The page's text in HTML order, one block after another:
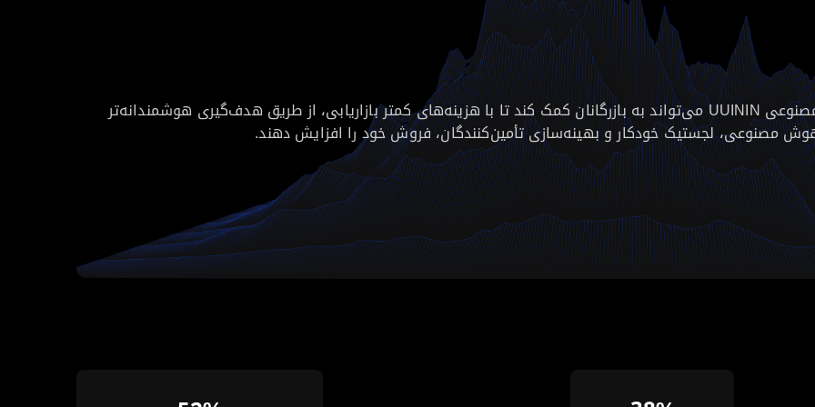
کشف کنید چگونه ابزار تجارت الکترونیک هوش مصنوعی UUININ می‌تواند به بازرگانان کمک کند تا با هزینه‌های کمتر بازاریابی، از طریق هدف‌گیری هوشمندانه‌تر
مصنوعی، لجستیک خودکار و بهینه‌سازی تأمین‌کنندگان، فروش خود را افزایش دهند.